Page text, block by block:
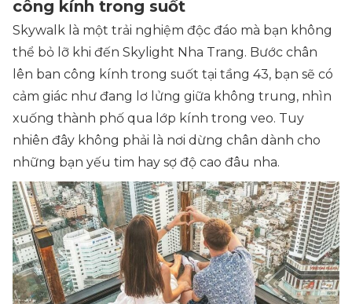
công kính trong suốt
Skywalk là một trải nghiệm độc đáo mà bạn không
thể bỏ lỡ khi đến Skylight Nha Trang. Bước chân
lên ban công kính trong suốt tại tầng 43, bạn sẽ có
cảm giác như đang lơ lửng giữa không trung, nhìn
xuống thành phố qua lớp kính trong veo. Tuy
nhiên đây không phải là nơi dừng chân dành cho
những bạn yếu tim hay sợ độ cao đâu nha.